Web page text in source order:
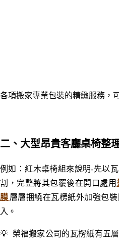
各項搬家專業包裝的精緻服務 ，
二 、大型昂貴客廳桌椅整
例如 ：紅木桌椅組來說明- 先以
割，完整將其包覆後在開口處用
膜 層層捆繞在瓦楞紙外加強包
入。
💡 榮福搬家公司的瓦楞紙有五